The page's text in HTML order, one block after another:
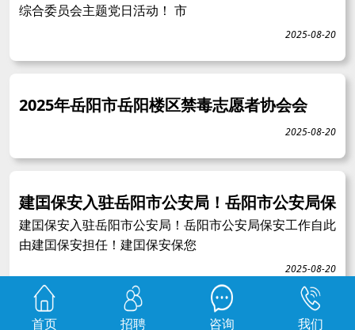
综合委员会主题党日活动！ 市
2025-08-20
2025年岳阳市岳阳楼区禁毒志愿者协会会
2025-08-20
建囯保安入驻岳阳市公安局！岳阳市公安局保
建囯保安入驻岳阳市公安局！岳阳市公安局保安工作自此
由建囯保安担任！建囯保安保您
2025-08-20
首页 招聘 咨询 我们